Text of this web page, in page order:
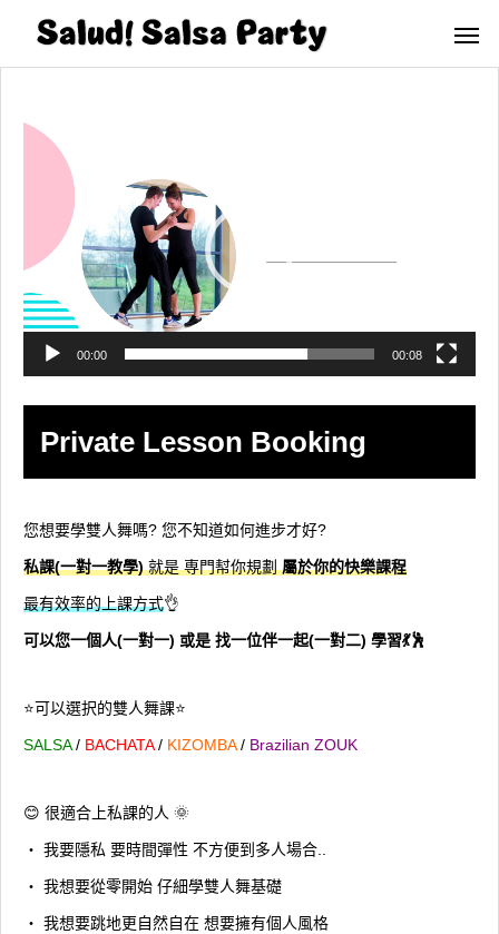
視
00:00 00:08
Private Lesson Booking
您想要學雙人舞嗎? 您不知道如何進步才好?
私課(一對一教學)就是 専門幇你規劃屬於你的快樂課程
最有效率的上課方式👌
可以您一個人(一對一) 或是 找一位伴一起(一對二) 學習💃🕺
⭐️可以選択的雙人舞課⭐️
SALSA/ BACHATA/ KIZOMBA/ Brazilian ZOUK
😊 很適合上私課的人 🌞
・ 我要隱私 要時間彈性 不方便到多人場合..
・ 我想要從零開始 仔細學雙人舞基礎
・ 我想要跳地更自然自在 想要擁有個人風格